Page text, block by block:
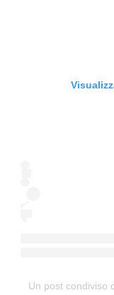
Un post condiviso